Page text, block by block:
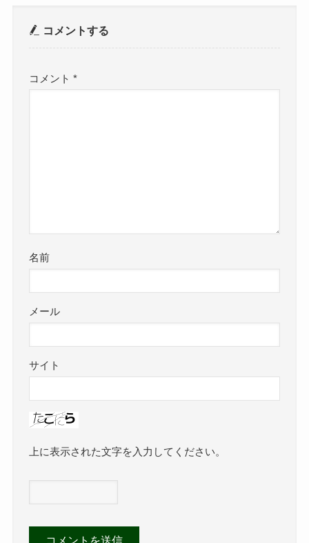
コメントする
コメント*
名前
メール
サイト
上に表示された文字を入力してください。